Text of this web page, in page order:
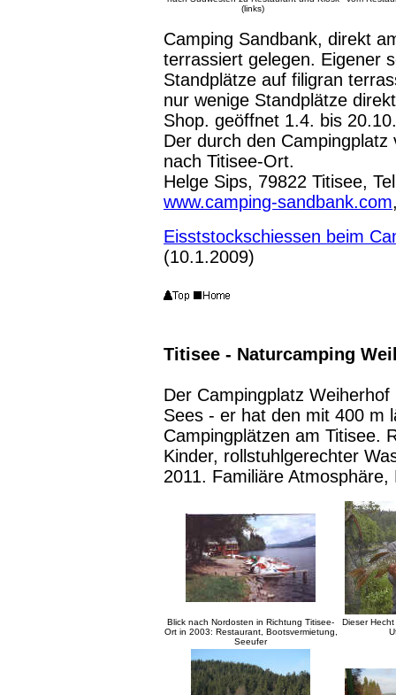
(links)
Camping Sandbank, direkt
terrassiert gelegen. Eigener
Standplätze auf filigran
nur wenige Standplätze
Shop. geöffnet 1.4. bis 20.10.
Der durch den
nach Titisee-Ort.
Helge Sips, 79822 Titisee,
www.camping-sandbank.com
Eisststockschiessen beim
(10.1.2009)
Titisee - Naturcamping
Der Campingplatz
Sees - er hat den mit 400 m
Campingplätzen am Titisee.
Kinder, rollstuhlgerechter
2011. Familiäre Atmosphäre,
Blick nach Nordosten in Richtung Titisee-
Ort in 2003: Restaurant, Bootsvermietung,
Seeufer
Dieser